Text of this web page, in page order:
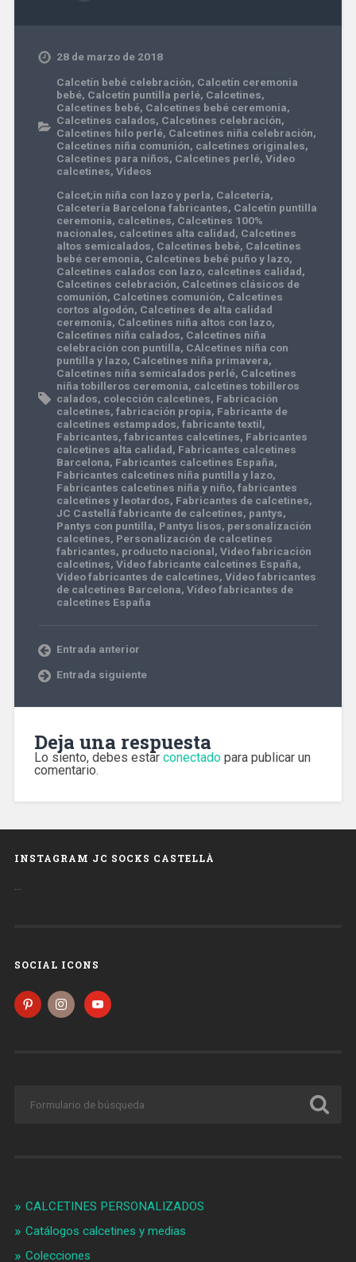
28 de marzo de 2018
Calcetín bebé celebración, Calcetín ceremonia
bebé, Calcetín puntilla perlé, Calcetines,
Calcetines bebé, Calcetines bebé ceremonia,
Calcetines calados, Calcetines celebración,
Calcetines hilo perlé, Calcetines niña celebración,
Calcetines niña comunión, calcetines originales,
Calcetines para niños, Calcetines perlé, Video
calcetines, Videos
Calcet;in niña con lazo y perla, Calcetería,
Calcetería Barcelona fabricantes, Calcetín puntilla
ceremonia, calcetines, Calcetines 100%
nacionales, calcetines alta calidad, Calcetines
altos semicalados, Calcetines bebé, Calcetines
bebé ceremonia, Calcetines bebé puño y lazo,
Calcetines calados con lazo, calcetines calidad,
Calcetines celebración, Calcetines clásicos de
comunión, Calcetines comunión, Calcetines
cortos algodón, Calcetines de alta calidad
ceremonia, Calcetines niña altos con lazo,
Calcetines niña calados, Calcetines niña
celebración con puntilla, CAlcetines niña con
puntilla y lazo, Calcetines niña primavera,
Calcetines niña semicalados perlé, Calcetines
niña tobilleros ceremonia, calcetines tobilleros
calados, colección calcetines, Fabricación
calcetines, fabricación propia, Fabricante de
calcetines estampados, fabricante textil,
Fabricantes, fabricantes calcetines, Fabricantes
calcetines alta calidad, Fabricantes calcetines
Barcelona, Fabricantes calcetines España,
Fabricantes calcetines niña puntilla y lazo,
Fabricantes calcetines niña y niño, fabricantes
calcetines y leotardos, Fabricantes de calcetines,
JC Castellá fabricante de calcetines, pantys,
Pantys con puntilla, Pantys lisos, personalización
calcetines, Personalización de calcetines
fabricantes, producto nacional, Video fabricación
calcetines, Video fabricante calcetines España,
Video fabricantes de calcetines, Vídeo fabricantes
de calcetines Barcelona, Vídeo fabricantes de
calcetines España
Entrada anterior
Entrada siguiente
Deja una respuesta
Lo siento, debes estar conectadopara publicar un
comentario.
INSTAGRAM JC SOCKS CASTELLÀ
…
SOCIAL ICONS
CALCETINES PERSONALIZADOS
Catálogos calcetines y medias
Colecciones